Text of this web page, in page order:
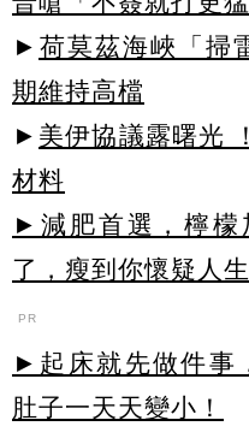
► 荷莫茲海峽「掃
期維持高檔
► 美伊協議露曙光
材料
►減肥首選，檸檬
了，瘦到你懷疑人生
PR
►起床就先做件事
肚子一天天變小！